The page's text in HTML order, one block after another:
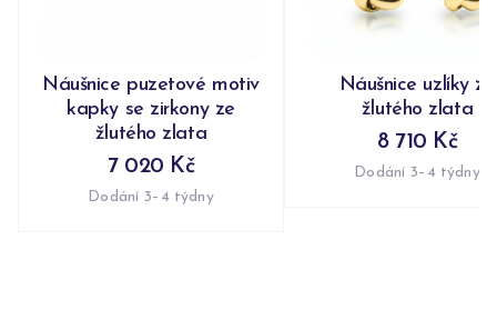
Náušnice puzetové motiv
kapky se zirkony ze
žlutého zlata
7 020 Kč
Dodání 3–4 týdny
Náušnice uzlíky ze
žlutého zlata
8 710 Kč
Dodání 3–4 týdny